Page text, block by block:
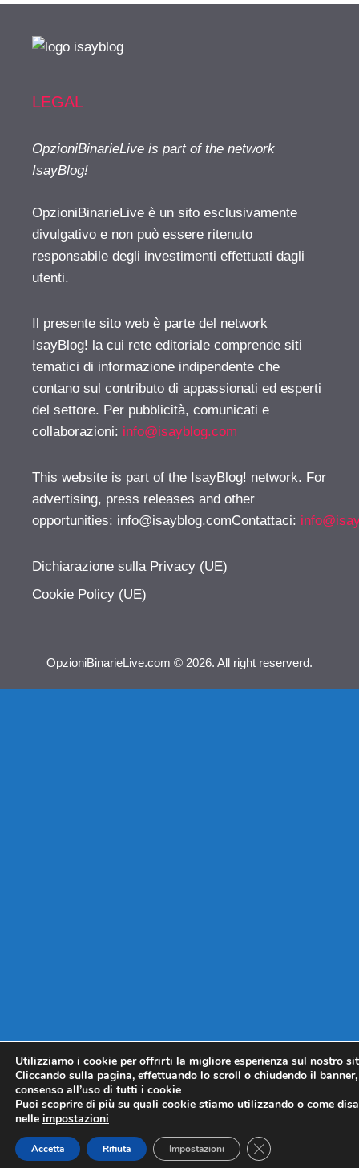
LEGAL
OpzioniBinarieLive is part of the network
IsayBlog!
OpzioniBinarieLive è un sito esclusivamente
divulgativo e non può essere ritenuto
responsabile degli investimenti effettuati dagli
utenti.
Il presente sito web è parte del network
IsayBlog! la cui rete editoriale comprende siti
tematici di informazione indipendente che
contano sul contributo di appassionati ed esperti
del settore. Per pubblicità, comunicati e
collaborazioni: info@isayblog.com
This website is part of the IsayBlog! network. For
advertising, press releases and other
opportunities: info@isayblog.comContattaci:
Dichiarazione sulla Privacy (UE)
Cookie Policy (UE)
OpzioniBinarieLive.com © 2026. All right reserverd.
Utilizziamo i cookie per offrirti la migliore esperienza sul nostro
Cliccando sulla pagina, effettuando lo scroll o chiudendo il
consenso all’uso di tutti i cookie
Puoi scoprire di più su quali cookie stiamo utilizzando o come
nelle impostazioni
Accetta Rifiuta Impostazioni CLOSE GDPR